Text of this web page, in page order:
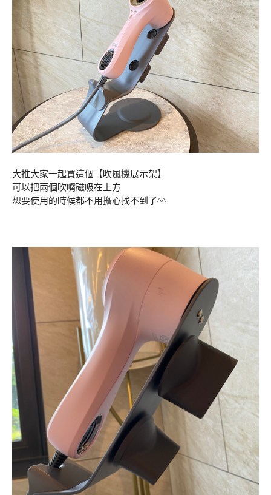
大推大家一起買這個【吹風機展示架】
可以把兩個吹嘴磁吸在上方
想要使用的時候都不用擔心找不到了^^